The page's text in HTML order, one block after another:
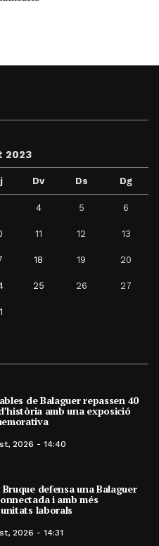
2023
Dv Ds Dg
4 5 6
11 12 13
18 19 20
25 26 27
de Balaguer repassen 40
amb una exposició
2026 - 14:40
defensa una Balaguer
i amb més
laborals
2026 - 14:31